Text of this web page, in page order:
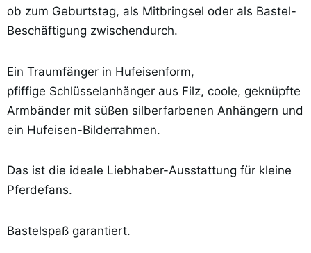
ob zum Geburtstag, als Mitbringsel oder als Bastel-
Beschäftigung zwischendurch.
Ein Traumfänger in Hufeisenform,
pfiffige Schlüsselanhänger aus Filz, coole, geknüpfte
Armbänder mit süßen silberfarbenen Anhängern und
ein Hufeisen-Bilderrahmen.
Das ist die ideale Liebhaber-Ausstattung für kleine
Pferdefans.
Bastelspaß garantiert.